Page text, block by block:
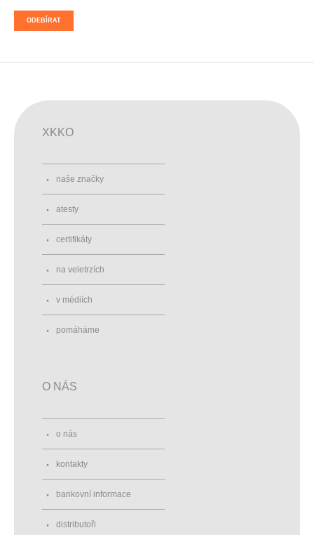
ODEBÍRAT
XKKO
naše značky
atesty
certifikáty
na veletrzích
v médiích
pomáháme
O NÁS
o nás
kontakty
bankovní informace
distributoři